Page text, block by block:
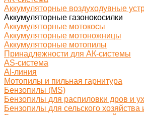
Аккумуляторные воздуходувные
Аккумуляторные газонокосилки
Аккумуляторные мотокосы
Аккумуляторные мотоножницы
Аккумуляторные мотопилы
Принадлежности для АК-системы
AS-система
AI-линия
Мотопилы и пильная гарнитура
Бензопилы (MS)
Бензопилы для распиловки дров и
Бензопилы для сельского хозяйства